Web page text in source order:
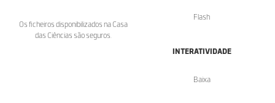
Os ficheiros disponibilizados na Casa
das Ciências são seguros.
Flash
INTERATIVIDADE
Baixa